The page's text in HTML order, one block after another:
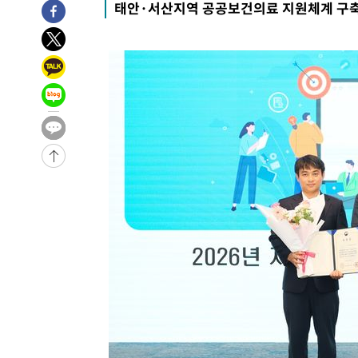
태안·서산지역 공공보건의료 지원체계 구